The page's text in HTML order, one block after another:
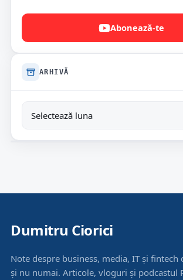
Abonează-te
ARHIVĂ
Dumitru Ciorici
Note despre business, media, IT și
și nu numai. Articole, vloguri și podcastul